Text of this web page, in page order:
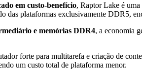
em custo-benefício, Raptor Lake é uma
das plataformas exclusivamente DDR5,
e memórias DDR4, a economia
forte para multitarefa e criação de
um custo total de plataforma menor.